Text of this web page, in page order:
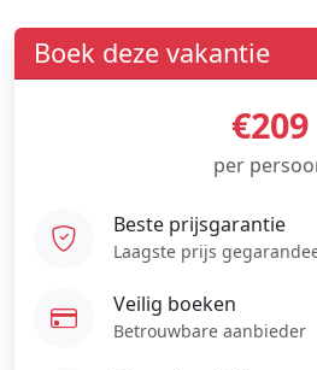
Boek deze vakantie
€209
per
Beste prijsgarantie
Laagste prijs
Veilig boeken
Betrouwbare aanbieder